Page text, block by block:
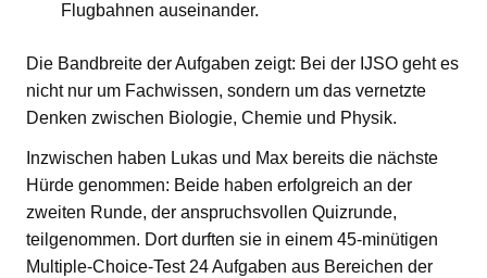
Flugbahnen auseinander.
Die Bandbreite der Aufgaben zeigt: Bei der IJSO geht es
nicht nur um Fachwissen, sondern um das vernetzte
Denken zwischen Biologie, Chemie und Physik.
Inzwischen haben Lukas und Max bereits die nächste
Hürde genommen: Beide haben erfolgreich an der
zweiten Runde, der anspruchsvollen Quizrunde,
teilgenommen. Dort durften sie in einem 45-minütigen
Multiple-Choice-Test 24 Aufgaben aus Bereichen der